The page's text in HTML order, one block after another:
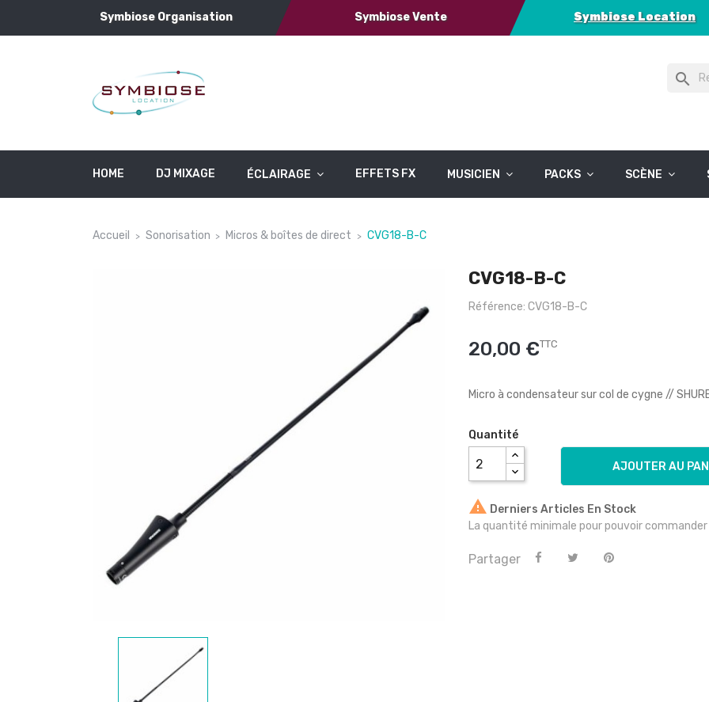
Symbiose Organisation Symbiose Vente Symbiose Location
search
HOME DJ MIXAGE ÉCLAIRAGE EFFETS FX MUSICIEN PACKS SCÈNE
Accueil Sonorisation Micros & boîtes de direct CVG18-B-C
CVG18-B-C
Référence: CVG18-B-C
20,00 €TTC
Micro à condensateur sur col de cygne //
Quantité
AJOUTER AU
 Derniers Articles En Stock
La quantité minimale pour pouvoir
Partager